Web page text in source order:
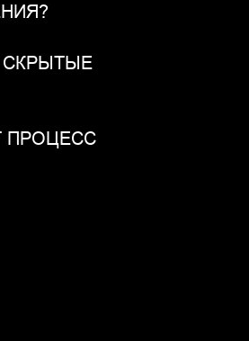
СКРЫТЫЕ
ПРОЦЕСС